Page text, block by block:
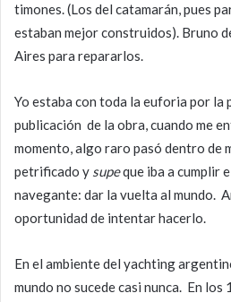
timones. (Los del catamarán, pues
estaban mejor construidos). Bruno
Aires para repararlos.
Yo estaba con toda la euforia por la
publicación de la obra, cuando me
momento, algo raro pasó dentro de
petrificado y supeque iba a cumplir
navegante: dar la vuelta al mundo.
oportunidad de intentar hacerlo.
En el ambiente del yachting
mundo no sucede casi nunca. En